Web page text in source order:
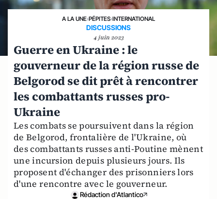
A LA UNE›PÉPITES›INTERNATIONAL
DISCUSSIONS
4 juin 2023
Guerre en Ukraine : le
gouverneur de la région russe de
Belgorod se dit prêt à rencontrer
les combattants russes pro-
Ukraine
Les combats se poursuivent dans la région
de Belgorod, frontalière de l'Ukraine, où
des combattants russes anti-Poutine mènent
une incursion depuis plusieurs jours. Ils
proposent d'échanger des prisonniers lors
d'une rencontre avec le gouverneur.
Rédaction d'Atlantico